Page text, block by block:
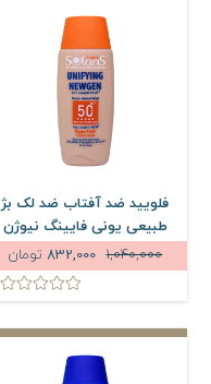
فلویید ضد آفتاب ضد لک بژ
طبیعی یونی فایینگ نیوژن
آردن سولاریس SPF50 حجم
75 میلی لیتر
1,040,000 تومان